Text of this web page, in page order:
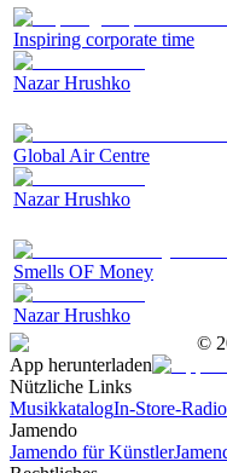
Inspiring corporate time
Nazar Hrushko
Global Air Centre
Nazar Hrushko
Smells OF Money
Nazar Hrushko
©
App herunterladen
Nützliche Links
MusikkatalogIn-Store-
Jamendo
Jamendo für Künstler